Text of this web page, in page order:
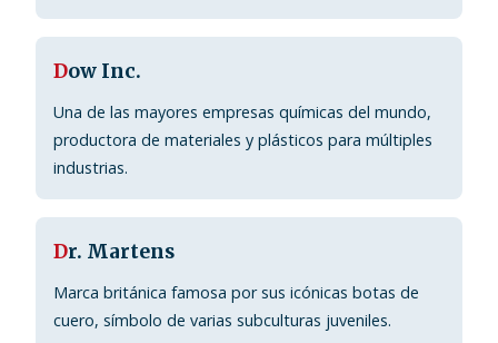
Dow Inc.
Una de las mayores empresas químicas del mundo,
productora de materiales y plásticos para múltiples
industrias.
Dr. Martens
Marca británica famosa por sus icónicas botas de
cuero, símbolo de varias subculturas juveniles.